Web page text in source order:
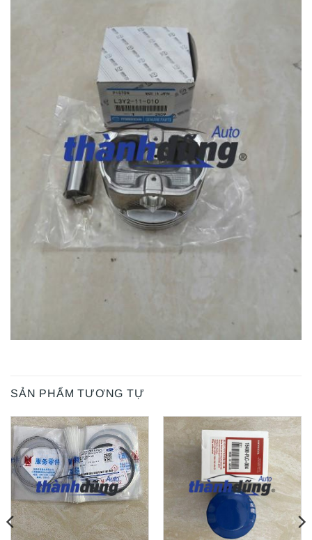
SẢN PHẨM TƯƠNG TỰ